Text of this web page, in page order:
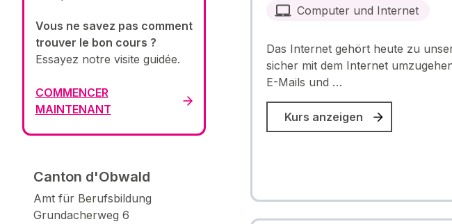
Vous ne savez pas comment
trouver le bon cours ?
Essayez notre visite guidée.
COMMENCER
MAINTENANT
Canton d'Obwald
Amt für Berufsbildung
Grundacherweg 6
Computer und Internet
Das Internet gehört heute zu
sicher mit dem Internet
E-Mails und …
Kurs anzeigen